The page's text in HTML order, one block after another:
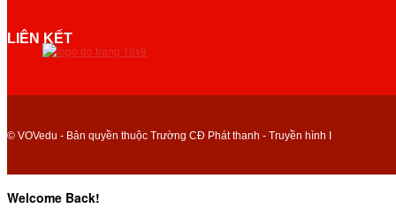
LIÊN KẾT
© VOVedu - Bản quyền thuộc Trường CĐ Phát thanh - Truyền hình I
Welcome Back!